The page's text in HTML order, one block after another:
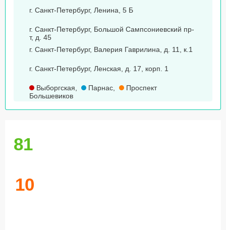
г. Санкт-Петербург, Ленина, 5 Б
г. Санкт-Петербург, Большой Сампсониевский пр-
т, д. 45
г. Санкт-Петербург, Валерия Гаврилина, д. 11, к.1
г. Санкт-Петербург, Ленская, д. 17, корп. 1
Выборгская, Парнас,
Проспект
Большевиков
81
10